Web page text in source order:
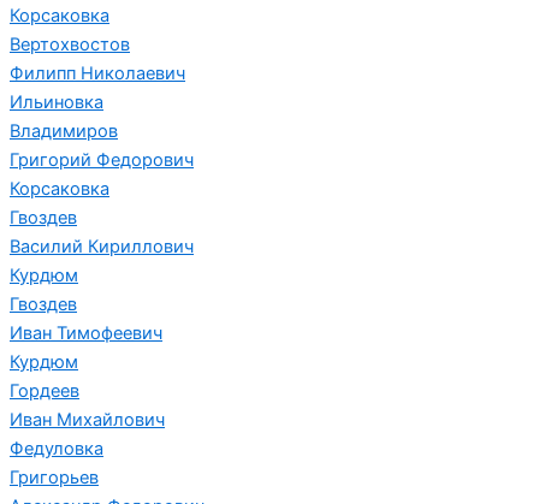
Корсаковка
Вертохвостов
Филипп Николаевич
Ильиновка
Владимиров
Григорий Федорович
Корсаковка
Гвоздев
Василий Кириллович
Курдюм
Гвоздев
Иван Тимофеевич
Курдюм
Гордеев
Иван Михайлович
Федуловка
Григорьев